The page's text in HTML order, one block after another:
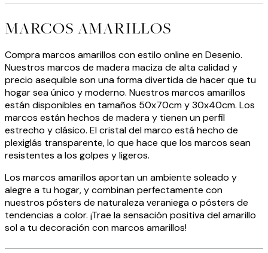
MARCOS AMARILLOS
Compra marcos amarillos con estilo online en Desenio.
Nuestros marcos de madera maciza de alta calidad y
precio asequible son una forma divertida de hacer que tu
hogar sea único y moderno. Nuestros marcos amarillos
están disponibles en tamaños 50x70cm y 30x40cm. Los
marcos están hechos de madera y tienen un perfil
estrecho y clásico. El cristal del marco está hecho de
plexiglás transparente, lo que hace que los marcos sean
resistentes a los golpes y ligeros.
Los marcos amarillos aportan un ambiente soleado y
alegre a tu hogar, y combinan perfectamente con
nuestros pósters de naturaleza veraniega o pósters de
tendencias a color. ¡Trae la sensación positiva del amarillo
sol a tu decoración con marcos amarillos!